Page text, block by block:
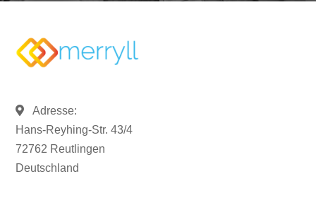
Adresse:
Hans-Reyhing-Str. 43/4
72762 Reutlingen
Deutschland